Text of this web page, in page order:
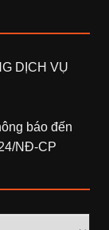
DỊCH VỤ
báo đến
NĐ-CP